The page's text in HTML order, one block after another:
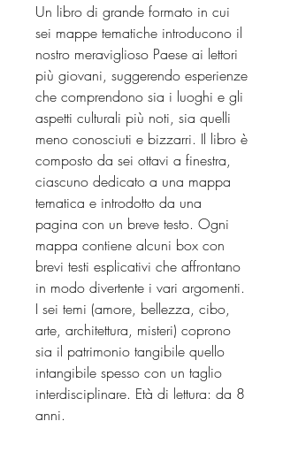
Un libro di grande formato in cui
sei mappe tematiche introducono il
nostro meraviglioso Paese ai lettori
più giovani, suggerendo esperienze
che comprendono sia i luoghi e gli
aspetti culturali più noti, sia quelli
meno conosciuti e bizzarri. Il libro è
composto da sei ottavi a finestra,
ciascuno dedicato a una mappa
tematica e introdotto da una
pagina con un breve testo. Ogni
mappa contiene alcuni box con
brevi testi esplicativi che affrontano
in modo divertente i vari argomenti.
I sei temi (amore, bellezza, cibo,
arte, architettura, misteri) coprono
sia il patrimonio tangibile quello
intangibile spesso con un taglio
interdisciplinare. Età di lettura: da 8
anni.